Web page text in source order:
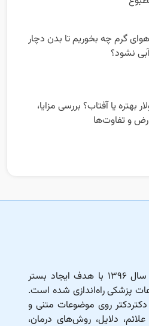
گرم چه بخوریم تا بدن دچار
نشود؟
بهتره یا آفتاب؟ بررسی مزایا،
و تفاوت‌ها
مجله اینترنتی دکتردکتر در سال ۱۳۹۶ با هدف ایجاد بستر
پزشکی راه‌اندازی شده است.
روی موضوعات متنی و
دلایل، روش‌های درمان،